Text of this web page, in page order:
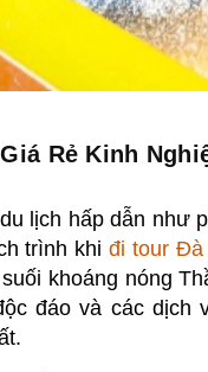
Rẻ Kinh
lịch hấp dẫn như
trình khiđi tour Đà
khoáng nóng
đáo và các